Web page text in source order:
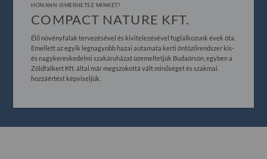
HONANN ISMERHETSZ MINKET?
COMPACT NATURE KFT.
Élő növényfalak tervezésével és kivitelezésével foglalkozunk évek óta.
Emellett az egyik legnagyobb hazai autamata kerti öntözőrendszer kis-
és nagykereskedelmi szakáruházat üzemeltetjük Budaörsön, egyben a
Zöldfalkert Kft. által már megszokottá vált minőséget és szakmai
hozzáértést képviseljük.